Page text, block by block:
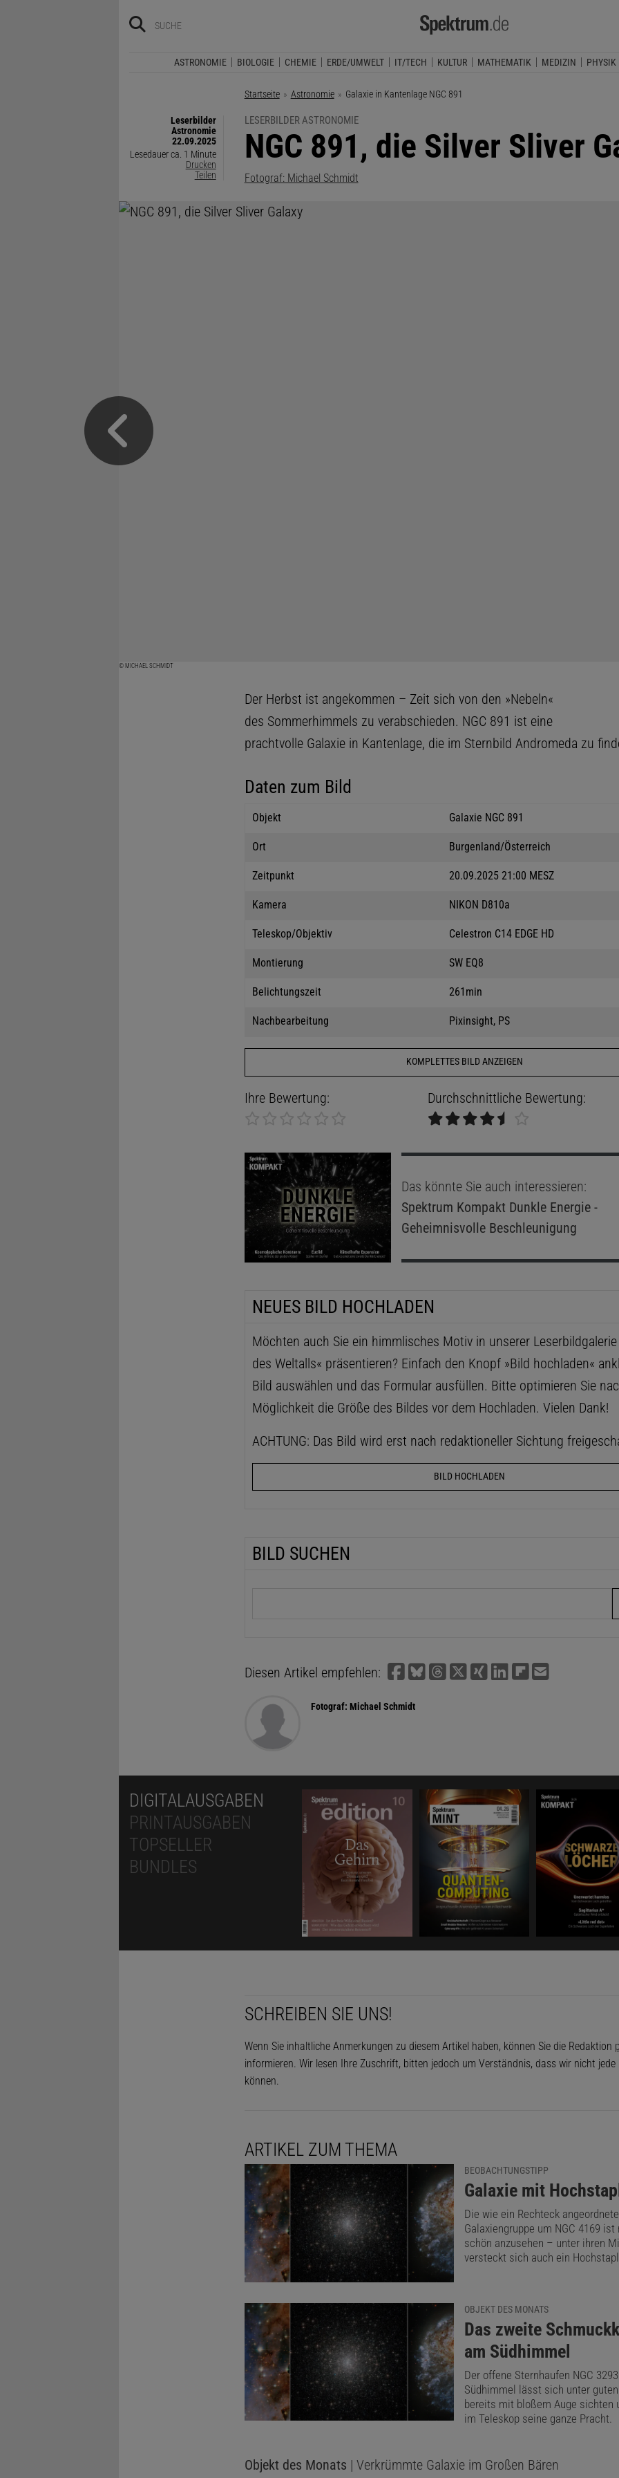
ASTRONOMIE BIOLOGIE CHEMIE ERDE/UMWELT IT/TECH KULTUR MATHEMATIK MEDIZIN PHYSIK
Startseite Astronomie Aktuelle Seite:
Galaxie in Kantenlage NGC 891
Leserbilder
Astronomie
22.09.2025
Lesedauer ca. 1 Minute
Drucken
Teilen
LESERBILDER ASTRONOMIE
:
NGC 891, die Silver Sliver
Fotograf: Michael Schmidt
© MICHAEL SCHMIDT
Der Herbst ist angekommen – Zeit sich von den »Nebeln«
des Sommerhimmels zu verabschieden. NGC 891 ist eine
prachtvolle Galaxie in Kantenlage, die im Sternbild Andromeda zu
Daten zum Bild
Objekt Galaxie NGC 891
Ort Burgenland/Österreich
Zeitpunkt 20.09.2025 21:00 MESZ
Kamera NIKON D810a
Teleskop/Objektiv Celestron C14 EDGE HD
Montierung SW EQ8
Belichtungszeit 261min
Nachbearbeitung Pixinsight, PS
KOMPLETTES BILD ANZEIGEN
Ihre Bewertung: Durchschnittliche Bewertung:
Das könnte Sie auch interessieren:
Spektrum Kompakt Dunkle Energie -
Geheimnisvolle Beschleunigung
NEUES BILD HOCHLADEN
Möchten auch Sie ein himmlisches Motiv in unserer Leserbildgalerie
des Weltalls« präsentieren? Einfach den Knopf »Bild hochladen«
Bild auswählen und das Formular ausfüllen. Bitte optimieren Sie
Möglichkeit die Größe des Bildes vor dem Hochladen. Vielen Dank!
ACHTUNG: Das Bild wird erst nach redaktioneller Sichtung
BILD HOCHLADEN
BILD SUCHEN
Diesen Artikel empfehlen:
Fotograf: Michael Schmidt
DIGITALAUSGABEN
PRINTAUSGABEN
TOPSELLER
BUNDLES
SCHREIBEN SIE UNS!
Wenn Sie inhaltliche Anmerkungen zu diesem Artikel haben, können Sie die Redaktion
informieren. Wir lesen Ihre Zuschrift, bitten jedoch um Verständnis, dass wir nicht
können.
ARTIKEL ZUM THEMA
BEOBACHTUNGSTIPP
:
Galaxie mit
Die wie ein Rechteck angeordnete
Galaxiengruppe um NGC 4169
schön anzusehen – unter ihren
versteckt sich auch ein
OBJEKT DES MONATS
:
Das zweite
am Südhimmel
Der offene Sternhaufen NGC
Südhimmel lässt sich unter
bereits mit bloßem Auge sichten
im Teleskop seine ganze Pracht.
Objekt des Monats | Verkrümmte Galaxie im Großen Bären